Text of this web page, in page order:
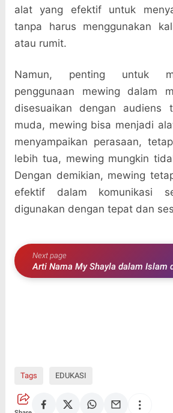
alat yang efektif untuk
tanpa harus menggunakan
atau rumit.
Namun, penting untuk
penggunaan mewing dalam
disesuaikan dengan audiens
muda, mewing bisa menjadi
menyampaikan perasaan,
lebih tua, mewing mungkin
Dengan demikian, mewing
efektif dalam komunikasi
digunakan dengan tepat dan
Next page
Arti Nama My Shayla dalam Islam
untuk Anak Perempuan
Tags EDUKASI